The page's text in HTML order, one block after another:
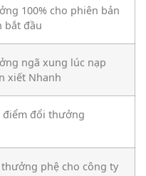
100% cho phiên bản
bắt đầu
ngã xung lúc nạp
xiết Nhanh
điểm đổi thưởng
thưởng phệ cho công ty